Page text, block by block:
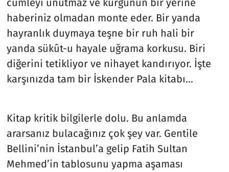
cümleyi unutmaz ve kurgunun bir yerine
haberiniz olmadan monte eder. Bir yanda
hayranlık duymaya teşne bir ruh hali bir
yanda sükût-u hayale uğrama korkusu. Biri
diğerini tetikliyor ve nihayet kandırıyor. İşte
karşınızda tam bir İskender Pala kitabı…
Kitap kritik bilgilerle dolu. Bu anlamda
ararsanız bulacağınız çok şey var. Gentile
Bellini’nin İstanbul’a gelip Fatih Sultan
Mehmed’in tablosunu yapma aşaması